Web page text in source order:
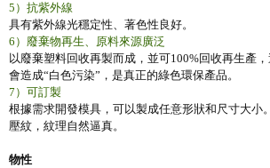
5）抗紫外線
具有紫外線光穩定性、著色性良好。
6）廢棄物再生、原料來源廣泛
以廢棄塑料回收再製而成，並可100%回收再生產
會造成“白色污染”，是真正的綠色環保產品。
7）可訂製
根據需求開發模具，可以製成任意形狀和尺寸大小
壓紋，紋理自然逼真。
物性